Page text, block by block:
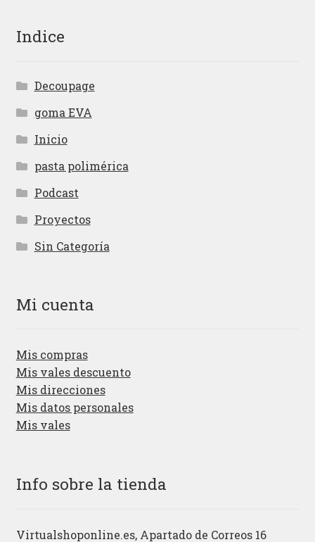
Indice
Decoupage
goma EVA
Inicio
pasta polimérica
Podcast
Proyectos
Sin Categoría
Mi cuenta
Mis compras
Mis vales descuento
Mis direcciones
Mis datos personales
Mis vales
Info sobre la tienda
Virtualshoponline.es, Apartado de Correos 16